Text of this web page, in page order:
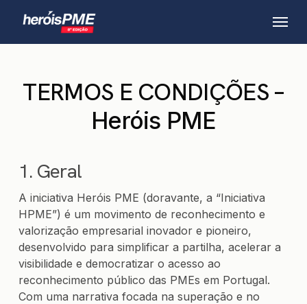
main
Menu
TERMOS E CONDIÇÕES –
Heróis PME
1. Geral
A iniciativa Heróis PME (doravante, a “Iniciativa
HPME”) é um movimento de reconhecimento e
valorização empresarial inovador e pioneiro,
desenvolvido para simplificar a partilha, acelerar a
visibilidade e democratizar o acesso ao
reconhecimento público das PMEs em Portugal.
Com uma narrativa focada na superação e no